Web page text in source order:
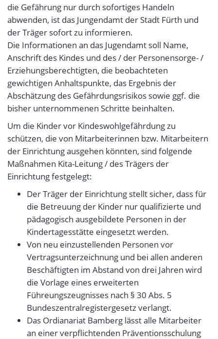
die Gefährung nur durch sofortiges Handeln
abwenden, ist das Jungendamt der Stadt Fürth und
der Träger sofort zu informieren.
Die Informationen an das Jugendamt soll Name,
Anschrift des Kindes und des / der Personensorge- /
Erziehungsberechtigten, die beobachteten
gewichtigen Anhaltspunkte, das Ergebnis der
Abschätzung des Gefährdungsrisikos sowie ggf. die
bisher unternommenen Schritte beinhalten.
Um die Kinder vor Kindeswohlgefährdung zu
schützen, die von Mitarbeiterinnen bzw. Mitarbeitern
der Einrichtung ausgehen könnten, sind folgende
Maßnahmen Kita-Leitung / des Trägers der
Einrichtung festgelegt:
Der Träger der Einrichtung stellt sicher, dass für
die Betreuung der Kinder nur qualifizierte und
pädagogisch ausgebildete Personen in der
Kindertagesstätte eingesetzt werden.
Von neu einzustellenden Personen vor
Vertragsunterzeichnung und bei allen anderen
Beschäftigten im Abstand von drei Jahren wird
die Vorlage eines erweiterten
Führeungszeugnisses nach § 30 Abs. 5
Bundeszentralregistergesetz verlangt.
Das Ordianariat Bamberg lässt alle Mitarbeiter
an einer verpflichtenden Präventionsschulung